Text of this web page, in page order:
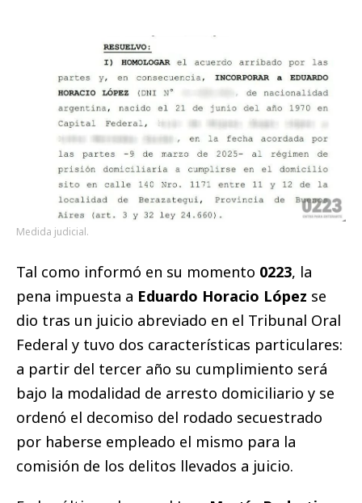
Medida judicial.
Tal como informó en su momento 0223, la
pena impuesta a Eduardo Horacio López se
dio tras un juicio abreviado en el Tribunal Oral
Federal y tuvo dos características particulares:
a partir del tercer año su cumplimiento será
bajo la modalidad de arresto domiciliario y se
ordenó el decomiso del rodado secuestrado
por haberse empleado el mismo para la
comisión de los delitos llevados a juicio.